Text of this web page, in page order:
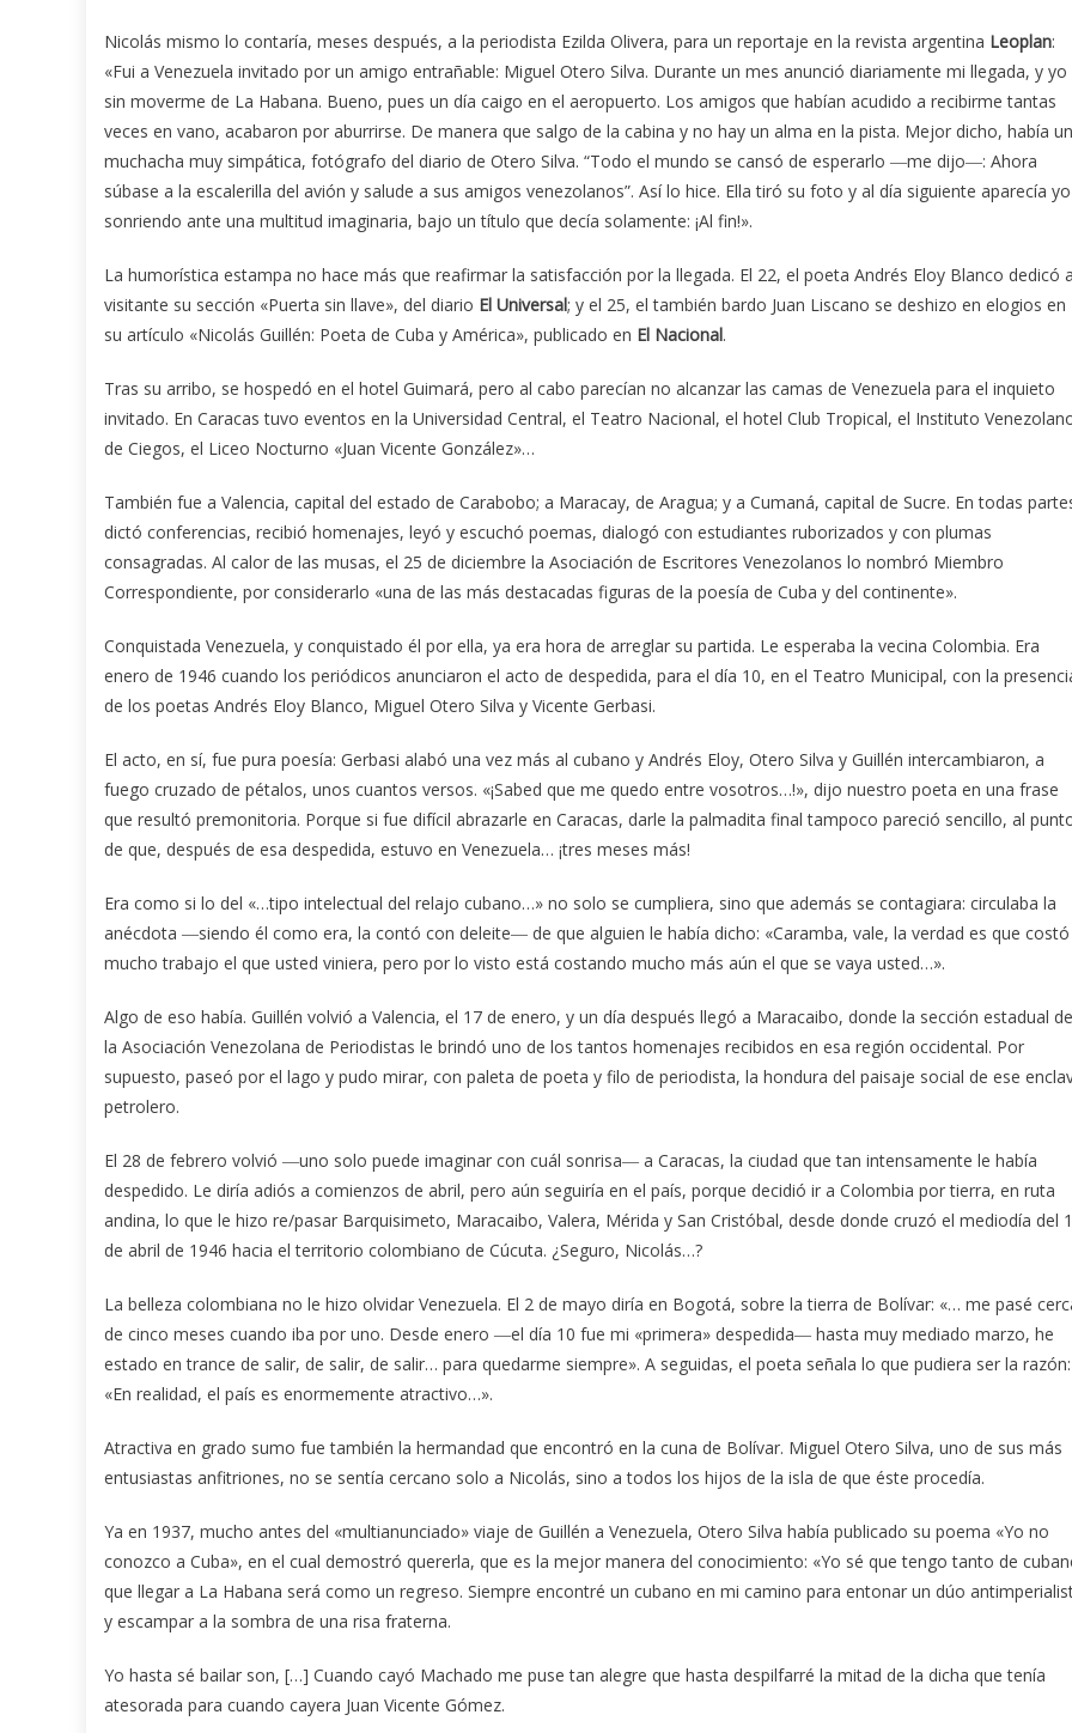
Nicolás mismo lo contaría, meses después, a la periodista Ezilda Olivera, para un reportaje en la revista argentina Leoplan:
«Fui a Venezuela invitado por un amigo entrañable: Miguel Otero Silva. Durante un mes anunció diariamente mi llegada, y yo
sin moverme de La Habana. Bueno, pues un día caigo en el aeropuerto. Los amigos que habían acudido a recibirme tantas
veces en vano, acabaron por aburrirse. De manera que salgo de la cabina y no hay un alma en la pista. Mejor dicho, había
muchacha muy simpática, fotógrafo del diario de Otero Silva. “Todo el mundo se cansó de esperarlo ―me dijo―: Ahora
súbase a la escalerilla del avión y salude a sus amigos venezolanos”. Así lo hice. Ella tiró su foto y al día siguiente aparecía yo
sonriendo ante una multitud imaginaria, bajo un título que decía solamente: ¡Al fin!».
La humorística estampa no hace más que reafirmar la satisfacción por la llegada. El 22, el poeta Andrés Eloy Blanco dedicó
visitante su sección «Puerta sin llave», del diario El Universal; y el 25, el también bardo Juan Liscano se deshizo en elogios en
su artículo «Nicolás Guillén: Poeta de Cuba y América», publicado en El Nacional.
Tras su arribo, se hospedó en el hotel Guimará, pero al cabo parecían no alcanzar las camas de Venezuela para el inquieto
invitado. En Caracas tuvo eventos en la Universidad Central, el Teatro Nacional, el hotel Club Tropical, el Instituto
de Ciegos, el Liceo Nocturno «Juan Vicente González»…
También fue a Valencia, capital del estado de Carabobo; a Maracay, de Aragua; y a Cumaná, capital de Sucre. En todas
dictó conferencias, recibió homenajes, leyó y escuchó poemas, dialogó con estudiantes ruborizados y con plumas
consagradas. Al calor de las musas, el 25 de diciembre la Asociación de Escritores Venezolanos lo nombró Miembro
Correspondiente, por considerarlo «una de las más destacadas figuras de la poesía de Cuba y del continente».
Conquistada Venezuela, y conquistado él por ella, ya era hora de arreglar su partida. Le esperaba la vecina Colombia. Era
enero de 1946 cuando los periódicos anunciaron el acto de despedida, para el día 10, en el Teatro Municipal, con la
de los poetas Andrés Eloy Blanco, Miguel Otero Silva y Vicente Gerbasi.
El acto, en sí, fue pura poesía: Gerbasi alabó una vez más al cubano y Andrés Eloy, Otero Silva y Guillén intercambiaron, a
fuego cruzado de pétalos, unos cuantos versos. «¡Sabed que me quedo entre vosotros…!», dijo nuestro poeta en una frase
que resultó premonitoria. Porque si fue difícil abrazarle en Caracas, darle la palmadita final tampoco pareció sencillo, al
de que, después de esa despedida, estuvo en Venezuela… ¡tres meses más!
Era como si lo del «…tipo intelectual del relajo cubano…» no solo se cumpliera, sino que además se contagiara: circulaba la
anécdota ―siendo él como era, la contó con deleite― de que alguien le había dicho: «Caramba, vale, la verdad es que costó
mucho trabajo el que usted viniera, pero por lo visto está costando mucho más aún el que se vaya usted…».
Algo de eso había. Guillén volvió a Valencia, el 17 de enero, y un día después llegó a Maracaibo, donde la sección estadual de
la Asociación Venezolana de Periodistas le brindó uno de los tantos homenajes recibidos en esa región occidental. Por
supuesto, paseó por el lago y pudo mirar, con paleta de poeta y filo de periodista, la hondura del paisaje social de ese
petrolero.
El 28 de febrero volvió ―uno solo puede imaginar con cuál sonrisa― a Caracas, la ciudad que tan intensamente le había
despedido. Le diría adiós a comienzos de abril, pero aún seguiría en el país, porque decidió ir a Colombia por tierra, en ruta
andina, lo que le hizo re/pasar Barquisimeto, Maracaibo, Valera, Mérida y San Cristóbal, desde donde cruzó el mediodía del
de abril de 1946 hacia el territorio colombiano de Cúcuta. ¿Seguro, Nicolás…?
La belleza colombiana no le hizo olvidar Venezuela. El 2 de mayo diría en Bogotá, sobre la tierra de Bolívar: «… me pasé
de cinco meses cuando iba por uno. Desde enero ―el día 10 fue mi «primera» despedida― hasta muy mediado marzo, he
estado en trance de salir, de salir, de salir… para quedarme siempre». A seguidas, el poeta señala lo que pudiera ser la razón:
«En realidad, el país es enormemente atractivo…».
Atractiva en grado sumo fue también la hermandad que encontró en la cuna de Bolívar. Miguel Otero Silva, uno de sus más
entusiastas anfitriones, no se sentía cercano solo a Nicolás, sino a todos los hijos de la isla de que éste procedía.
Ya en 1937, mucho antes del «multianunciado» viaje de Guillén a Venezuela, Otero Silva había publicado su poema «Yo no
conozco a Cuba», en el cual demostró quererla, que es la mejor manera del conocimiento: «Yo sé que tengo tanto de
que llegar a La Habana será como un regreso. Siempre encontré un cubano en mi camino para entonar un dúo
y escampar a la sombra de una risa fraterna.
Yo hasta sé bailar son, […] Cuando cayó Machado me puse tan alegre que hasta despilfarré la mitad de la dicha que tenía
atesorada para cuando cayera Juan Vicente Gómez.